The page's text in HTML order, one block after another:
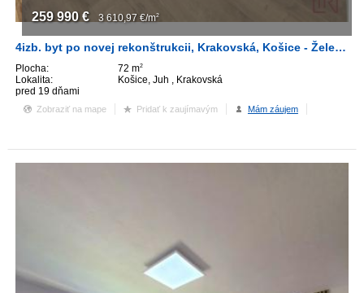
4izb. byt po novej rekonštrukcii, Krakovská, Košice - Železníky
Plocha: 72 m2
Lokalita:
Košice, Juh , Krakovská
pred 19 dňami
259 990 € 3 610,97 €/m2
Zobraziť na mape Pridať k zaujímavým Mám záujem